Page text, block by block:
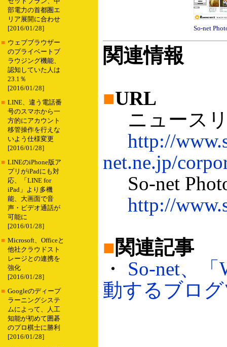
部電力の首都圏エ
リア展開に合わせ
[2016/01/28]
■ ウェブブラウザー
のプライベートブ
ラウジング機能、
認知していた人は
23.1％
[2016/01/28]
■ LINE、違う電話番
号のスマホから一
方的にアカウント
移管操作を行えな
いよう仕様変更
[2016/01/28]
■ LINEのiPhone版ア
プリがiPadにも対
応、「LINE for
iPad」より多機
能、大画面で音
声・ビデオ通話が
可能に
[2016/01/28]
■ Microsoft、Officeと
他社クラウドスト
レージとの連携を
強化
[2016/01/28]
■ Googleのディープ
ラーニングシステ
ムによって、人工
知能が初めて囲碁
のプロ棋士に勝利
[2016/01/28]
So-net
関連情報
■URL
ニュース
http://
net.ne.jp/
So-net
http://
■関連記事
・ So-net、「
動するブロ